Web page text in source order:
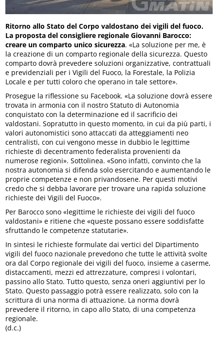
Ritorno allo Stato del Corpo valdostano dei vigili del fuoco.
La proposta del consigliere regionale Giovanni Barocco:
creare un comparto unico sicurezza. «La soluzione per me, è
la creazione di un comparto regionale della sicurezza. Questo
comparto dovrà prevedere soluzioni organizzative, contrattuali
e previdenziali per i Vigili del Fuoco, la Forestale, la Polizia
Locale e per tutti coloro che operano in tale settore».
Prosegue la riflessione su Facebook. «La soluzione dovrà essere
trovata in armonia con il nostro Statuto di Autonomia
conquistato con la determinazione ed il sacrificio dei
valdostani. Sopratutto in questo momento, in cui da più parti, i
valori autonomistici sono attaccati da atteggiamenti neo
centralisti, con cui vengono messe in dubbio le legittime
richieste di decentramento federalista provenienti da
numerose regioni». Sottolinea. «Sono infatti, convinto che la
nostra autonomia si difenda solo esercitando e aumentando le
proprie competenze e non privandosene. Per questi motivi
credo che si debba lavorare per trovare una rapida soluzione
richieste dei Vigili del Fuoco».
Per Barocco sono «legittime le richieste dei vigili del fuoco
valdostani» e ritiene che «queste possano essere soddisfatte
sfruttando le competenze statutarie».
In sintesi le richieste formulate dai vertici del Dipartimento
vigili del fuoco nazionale prevedono che tutte le attività svolte
ora dal Corpo regionale dei vigili del fuoco, insieme a caserme,
distaccamenti, mezzi ed attrezzature, compresi i volontari,
passino allo Stato. Tutto questo, senza oneri aggiuntivi per lo
Stato. Questo passaggio potrà essere realizzato, solo con la
scrittura di una norma di attuazione. La norma dovrà
prevedere il ritorno, in capo allo Stato, di una competenza
regionale.
(d.c.)